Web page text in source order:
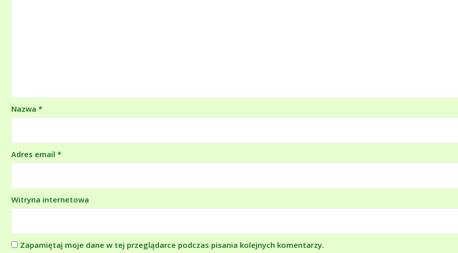
Nazwa *
Adres email *
Witryna internetowa
Zapamiętaj moje dane w tej przeglądarce podczas pisania kolejnych komentarzy.